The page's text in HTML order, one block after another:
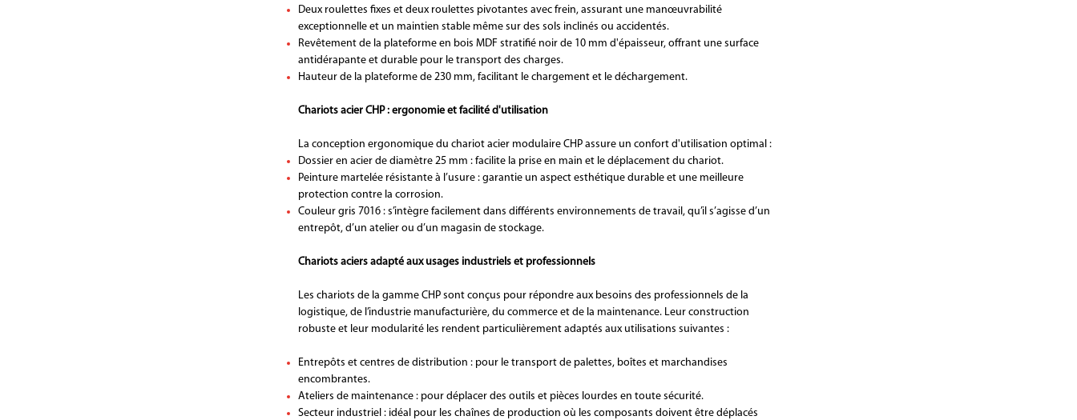
Deux roulettes fixes et deux roulettes pivotantes avec frein, assurant une manœuvrabilité
exceptionnelle et un maintien stable même sur des sols inclinés ou accidentés.
Revêtement de la plateforme en bois MDF stratifié noir de 10 mm d'épaisseur, offrant une surface
antidérapante et durable pour le transport des charges.
Hauteur de la plateforme de 230 mm, facilitant le chargement et le déchargement.
Chariots acier CHP : ergonomie et facilité d'utilisation
La conception ergonomique du chariot acier modulaire CHP assure un confort d'utilisation optimal :
Dossier en acier de diamètre 25 mm : facilite la prise en main et le déplacement du chariot.
Peinture martelée résistante à l’usure : garantie un aspect esthétique durable et une meilleure
protection contre la corrosion.
Couleur gris 7016 : s’intègre facilement dans différents environnements de travail, qu’il s’agisse d’un
entrepôt, d’un atelier ou d’un magasin de stockage.
Chariots aciers adapté aux usages industriels et professionnels
Les chariots de la gamme CHP sont conçus pour répondre aux besoins des professionnels de la
logistique, de l’industrie manufacturière, du commerce et de la maintenance. Leur construction
robuste et leur modularité les rendent particulièrement adaptés aux utilisations suivantes :
Entrepôts et centres de distribution : pour le transport de palettes, boîtes et marchandises
encombrantes.
Ateliers de maintenance : pour déplacer des outils et pièces lourdes en toute sécurité.
Secteur industriel : idéal pour les chaînes de production où les composants doivent être déplacés